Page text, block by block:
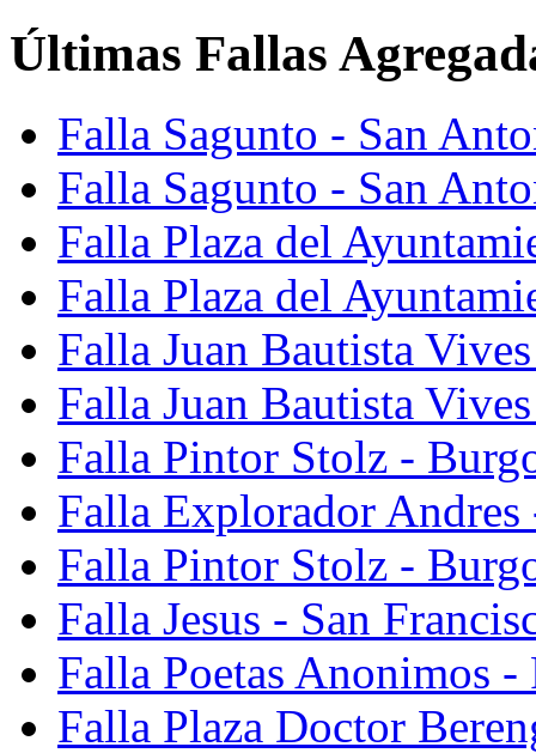
Últimas Fallas
Falla Sagunto - San
Falla Sagunto - San
Falla Plaza del
Falla Plaza del
Falla Juan Bautista
Falla Juan Bautista
Falla Pintor Stolz -
Falla Explorador Andres
Falla Pintor Stolz -
Falla Jesus - San
Falla Poetas Anonimos
Falla Plaza Doctor